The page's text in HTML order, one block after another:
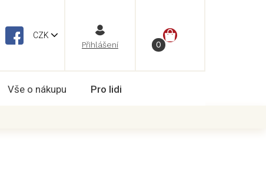
CZK
NÁKUPNÍ
Vše o nákupu Pro lidi